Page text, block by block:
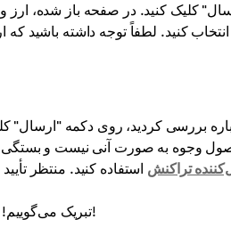
کلیک کنید. در صفحه باز شده، ارز و
کنید. لطفاً توجه داشته باشید که
دوباره بررسی کردید، روی دکمه
وجوه به صورت آنی نیست و بستگی
تراکنش
تبریک می‌گوییم! شما انتقال ارز دیجیتال خود را با موفقیت انجام دادید!